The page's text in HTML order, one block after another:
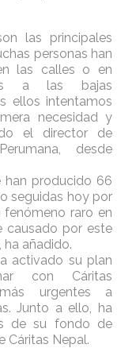
las principales
personas han
las calles o en
a las bajas
ellos intentamos
necesidad y
el director de
desde
han producido 66
seguidas hoy por
raro en
causado por este
añadido.
activado su plan
con Cáritas
urgentes a
Junto a ello, ha
de su fondo de
Cáritas Nepal.